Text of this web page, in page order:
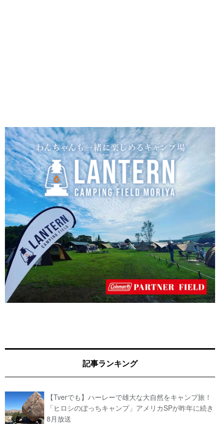
記事ランキング
【Tverでも】ハーレーで雄大な大自然をキャンプ旅！
「ヒロシのぼっちキャンプ」アメリカSPが昨年に続き
8月放送